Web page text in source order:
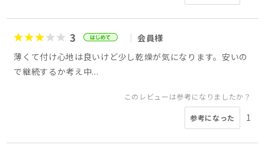
3
会員様
薄くて付け心地は良いけど少し乾燥が気になります。安いの
で継続するか考え中...
このレビューは参考になりましたか？
参考になった 1